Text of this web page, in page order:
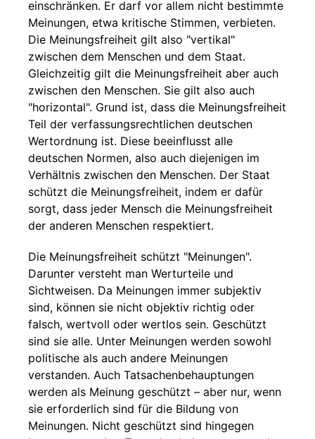
einschränken. Er darf vor allem nicht bestimmte
Meinungen, etwa kritische Stimmen, verbieten.
Die Meinungsfreiheit gilt also "vertikal"
zwischen dem Menschen und dem Staat.
Gleichzeitig gilt die Meinungsfreiheit aber auch
zwischen den Menschen. Sie gilt also auch
"horizontal". Grund ist, dass die Meinungsfreiheit
Teil der verfassungsrechtlichen deutschen
Wertordnung ist. Diese beeinflusst alle
deutschen Normen, also auch diejenigen im
Verhältnis zwischen den Menschen. Der Staat
schützt die Meinungsfreiheit, indem er dafür
sorgt, dass jeder Mensch die Meinungsfreiheit
der anderen Menschen respektiert.
Die Meinungsfreiheit schützt "Meinungen".
Darunter versteht man Werturteile und
Sichtweisen. Da Meinungen immer subjektiv
sind, können sie nicht objektiv richtig oder
falsch, wertvoll oder wertlos sein. Geschützt
sind sie alle. Unter Meinungen werden sowohl
politische als auch andere Meinungen
verstanden. Auch Tatsachenbehauptungen
werden als Meinung geschützt – aber nur, wenn
sie erforderlich sind für die Bildung von
Meinungen. Nicht geschützt sind hingegen